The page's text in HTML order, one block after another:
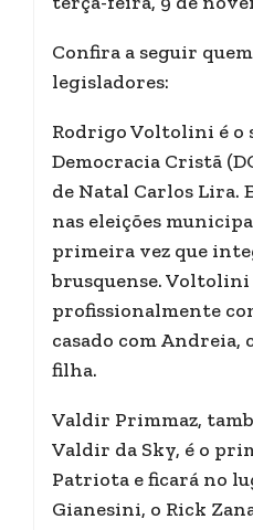
Confira a seguir
legisladores:
Rodrigo Voltolini é o
Democracia Cristã
de Natal Carlos Lira.
nas eleições
primeira vez que
brusquense. Voltolini
profissionalmente
casado com Andreia,
filha.
Valdir Primmaz,
Valdir da Sky, é o
Patriota e ficará no
Gianesini, o Rick